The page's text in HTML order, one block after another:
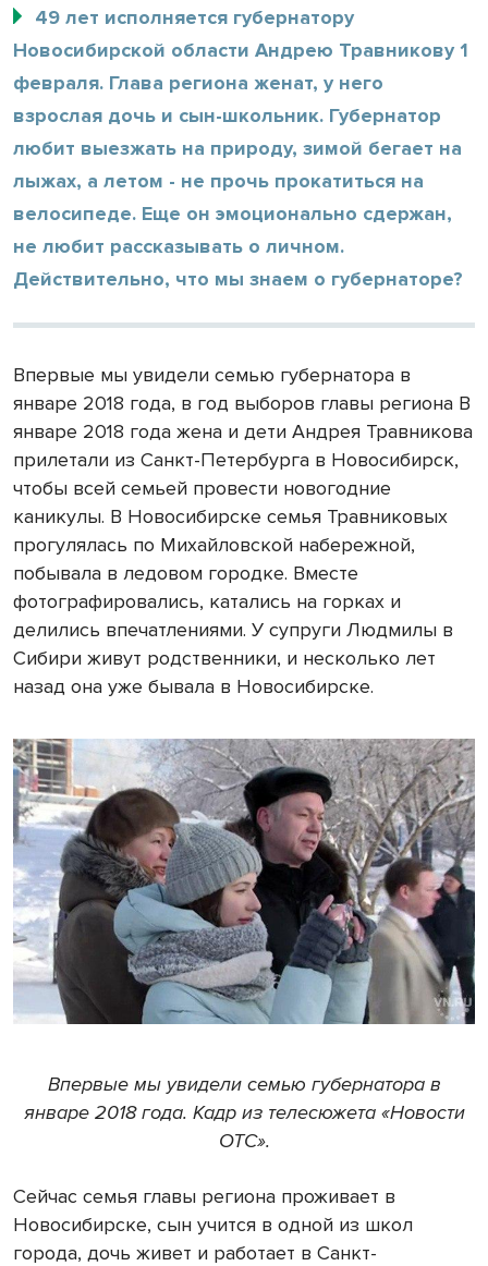
49 лет исполняется губернатору
Новосибирской области Андрею Травникову 1
февраля. Глава региона женат, у него
взрослая дочь и сын-школьник. Губернатор
любит выезжать на природу, зимой бегает на
лыжах, а летом - не прочь прокатиться на
велосипеде. Еще он эмоционально сдержан,
не любит рассказывать о личном.
Действительно, что мы знаем о губернаторе?
Впервые мы увидели семью губернатора в
январе 2018 года, в год выборов главы региона В
январе 2018 года жена и дети Андрея Травникова
прилетали из Санкт-Петербурга в Новосибирск,
чтобы всей семьей провести новогодние
каникулы. В Новосибирске семья Травниковых
прогулялась по Михайловской набережной,
побывала в ледовом городке. Вместе
фотографировались, катались на горках и
делились впечатлениями. У супруги Людмилы в
Сибири живут родственники, и несколько лет
назад она уже бывала в Новосибирске.
Впервые мы увидели семью губернатора в
январе 2018 года. Кадр из телесюжета «Новости
ОТС».
Сейчас семья главы региона проживает в
Новосибирске, сын учится в одной из школ
города, дочь живет и работает в Санкт-